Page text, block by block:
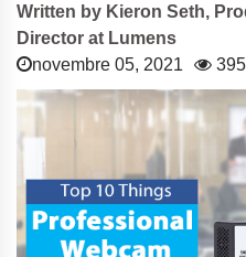
Written by Kieron Seth,
Director at Lumens
novembre 05, 2021